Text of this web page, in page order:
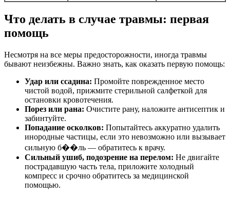
Что делать в случае травмы: первая
помощь
Несмотря на все меры предосторожности, иногда травмы
бывают неизбежны. Важно знать, как оказать первую помощь:
Удар или ссадина: Промойте поврежденное место
чистой водой, прижмите стерильной салфеткой для
остановки кровотечения.
Порез или рана: Очистите рану, наложите антисептик и
забинтуйте.
Попадание осколков: Попытайтесь аккуратно удалить
инородные частицы, если это невозможно или вызывает
сильную б��ль — обратитесь к врачу.
Сильный ушиб, подозрение на перелом: Не двигайте
пострадавшую часть тела, приложите холодный
компресс и срочно обратитесь за медицинской
помощью.